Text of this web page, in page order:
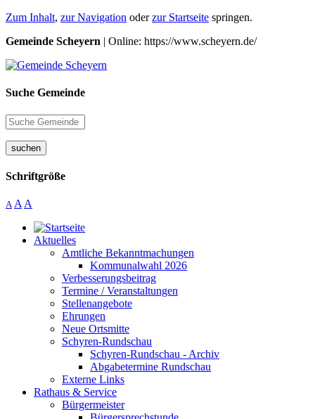
Zum Inhalt, zur Navigation oderzur Startseite springen.
Gemeinde Scheyern | Online: https://www.scheyern.de/
Suche Gemeinde
suchen
Schriftgröße
A A A
Aktuelles
Amtliche Bekanntmachungen
Kommunalwahl 2026
Verbesserungsbeitrag
Termine / Veranstaltungen
Stellenangebote
Ehrungen
Neue Ortsmitte
Schyren-Rundschau
Schyren-Rundschau - Archiv
Abgabetermine Rundschau
Externe Links
Rathaus & Service
Bürgermeister